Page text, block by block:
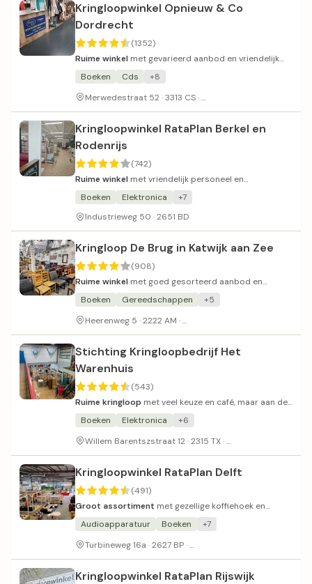
Kringloopwinkel Opnieuw & Co
Dordrecht
(1352)
Ruime winkel met gevarieerd aanbod en vriendelijk
personeel.
Boeken Cds
+8
Merwedestraat 52 · 3313 CS ·
Kringloopwinkel RataPlan Berkel en
Rodenrijs
(742)
Ruime winkel met vriendelijk personeel en
schappelijke prijzen.
Boeken Elektronica
+7
Industrieweg 50 · 2651 BD
Kringloop De Brug in Katwijk aan Zee
(908)
Ruime winkel met goed gesorteerd aanbod en
vriendelijk personeel.
Boeken Gereedschappen
+5
Heerenweg 5 · 2222 AM ·
Stichting Kringloopbedrijf Het
Warenhuis
(543)
Ruime kringloop met veel keuze en café, maar aan de
prijzige kant.
Boeken Elektronica
+6
Willem Barentszstraat 12 · 2315 TX ·
Kringloopwinkel RataPlan Delft
(491)
Groot assortiment met gezellige koffiehoek en
diverse vondsten.
Audioapparatuur Boeken
+7
Turbineweg 16a · 2627 BP ·
Kringloopwinkel RataPlan Rijswijk